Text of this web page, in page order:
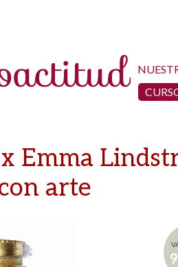
Emma
arte